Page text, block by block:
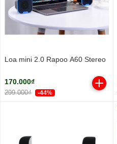
Loa mini 2.0 Rapoo A60 Stereo
170.000₫
299.000₫ -44%